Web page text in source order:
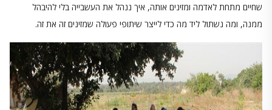
שחיים מתחת לאדמה ומזינים אותה, איך ננהל את העשבייה בלי להיבהל
ממנה, ומה נשתול ליד מה כדי לייצר שיתופי פעולה שמזינים זה את זה.